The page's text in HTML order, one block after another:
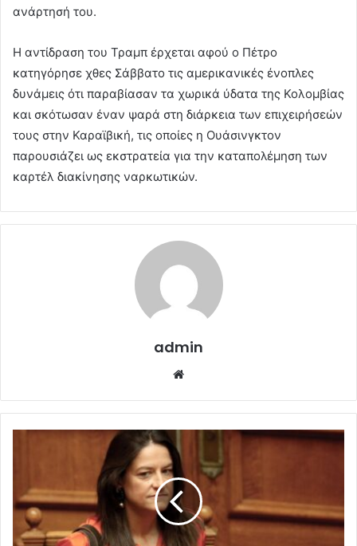
ανάρτησή του.
Η αντίδραση του Τραμπ έρχεται αφού ο Πέτρο
κατηγόρησε χθες Σάββατο τις αμερικανικές ένοπλες
δυνάμεις ότι παραβίασαν τα χωρικά ύδατα της Κολομβίας
και σκότωσαν έναν ψαρά στη διάρκεια των επιχειρήσεών
τους στην Καραϊβική, τις οποίες η Ουάσινγκτον
παρουσιάζει ως εκστρατεία για την καταπολέμηση των
καρτέλ διακίνησης ναρκωτικών.
admin